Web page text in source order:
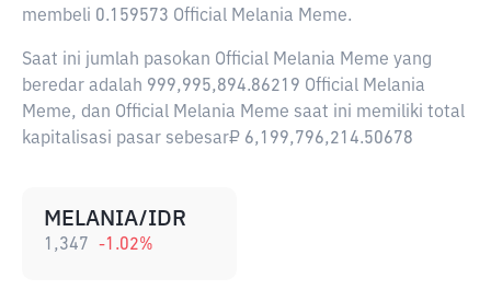
membeli 0.159573 Official Melania Meme.
Saat ini jumlah pasokan Official Melania Meme yang
beredar adalah 999,995,894.86219 Official Melania
Meme, dan Official Melania Meme saat ini memiliki total
kapitalisasi pasar sebesar₽ 6,199,796,214.50678
MELANIA/IDR
1,347 -1.02%